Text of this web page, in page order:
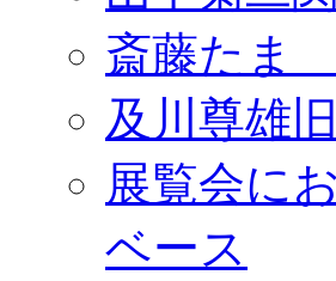
斎藤たま
及川尊雄
展覧会に
ベース